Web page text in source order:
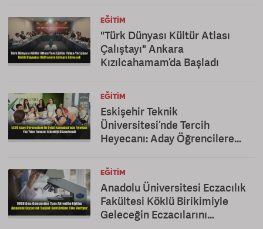
EĞITIM
"Türk Dünyası Kültür Atlası
Çalıştayı" Ankara
Kızılcahamam’da Başladı
EĞITIM
Eskişehir Teknik
Üniversitesi’nde Tercih
Heyecanı: Aday Öğrencilere
EĞITIM
Anadolu Üniversitesi Eczacılık
Fakültesi Köklü Birikimiyle
Geleceğin Eczacılarını